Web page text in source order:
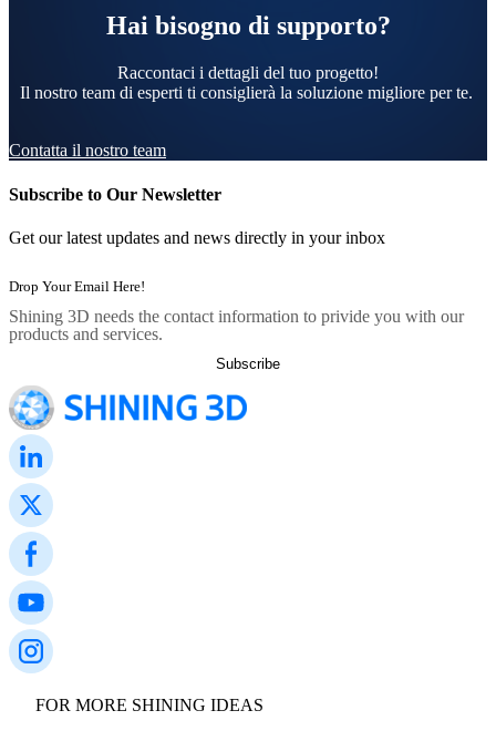
Hai bisogno di supporto?
Raccontaci i dettagli del tuo progetto!
Il nostro team di esperti ti consiglierà la soluzione migliore per te.
Contatta il nostro team
Subscribe to Our Newsletter
Get our latest updates and news directly in your inbox
Shining 3D needs the contact information to privide you with our
products and services.
FOR MORE SHINING IDEAS